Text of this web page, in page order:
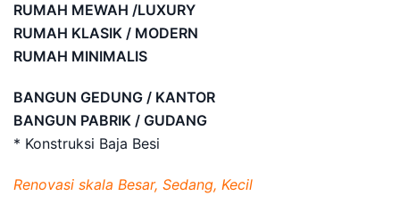
RUMAH MEWAH /LUXURY
RUMAH KLASIK / MODERN
RUMAH MINIMALIS
BANGUN GEDUNG / KANTOR
BANGUN PABRIK / GUDANG
* Konstruksi Baja Besi
Renovasi skala Besar, Sedang, Kecil